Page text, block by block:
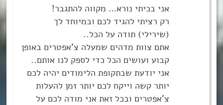
אני בכיתי נורא… מקווה להתגבר!
רק רציתי להגיד לכם ובמיוחד לך
(שירילי) תודה על הכל..
אתם צוות מדהים שמעלה צ’אפטרים באופן
קבוע ועושים הכל כדי לספק לנו אותם..
אני יודעת שבתקופת הלימודים יהיה לכם
יותר קשה וייקח לכם יותר זמן להעלות
צ’אפטרים ובכל זאת אני מודה לכם על